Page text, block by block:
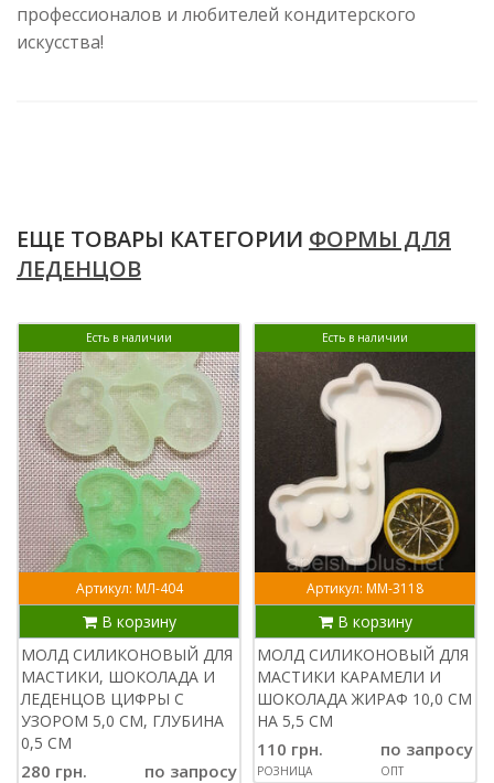
профессионалов и любителей кондитерского
искусства!
ЕЩЕ ТОВАРЫ КАТЕГОРИИ ФОРМЫ ДЛЯ
ЛЕДЕНЦОВ
Есть в наличии
Артикул: МЛ-404
В корзину
МОЛД СИЛИКОНОВЫЙ ДЛЯ
МАСТИКИ, ШОКОЛАДА И
ЛЕДЕНЦОВ ЦИФРЫ С
УЗОРОМ 5,0 СМ, ГЛУБИНА
0,5 СМ
280 грн. по запросу
Есть в наличии
Артикул: ММ-3118
В корзину
МОЛД СИЛИКОНОВЫЙ ДЛЯ
МАСТИКИ КАРАМЕЛИ И
ШОКОЛАДА ЖИРАФ 10,0 СМ
НА 5,5 СМ
110 грн.
РОЗНИЦА
по запросу
ОПТ